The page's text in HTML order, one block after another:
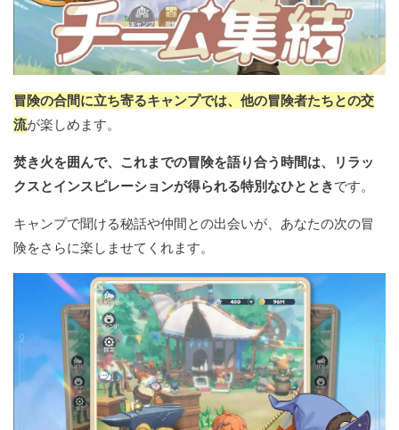
冒険の合間に立ち寄るキャンプでは、他の冒険者たちとの交
流が楽しめます。
焚き火を囲んで、これまでの冒険を語り合う時間は、リラッ
クスとインスピレーションが得られる特別なひとときです。
キャンプで聞ける秘話や仲間との出会いが、あなたの次の冒
険をさらに楽しませてくれます。